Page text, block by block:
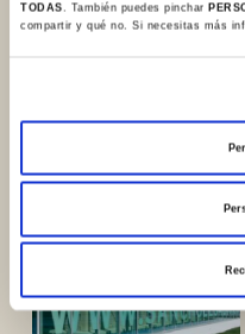
TODAS . También puedes pinchar
compartir y qué no. Si necesitas más
N. 35. 2012